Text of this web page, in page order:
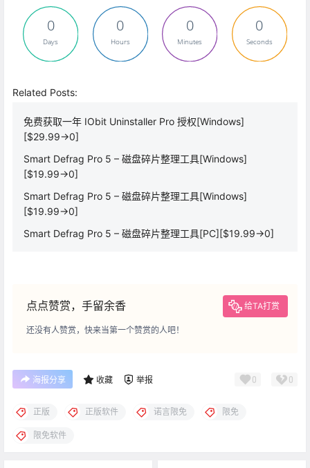
0
Days
0
Hours
0
Minutes
0
Seconds
Related Posts:
免费获取一年 IObit Uninstaller Pro 授权[Windows]
[$29.99→0]
Smart Defrag Pro 5 – 磁盘碎片整理工具[Windows]
[$19.99→0]
Smart Defrag Pro 5 – 磁盘碎片整理工具[Windows]
[$19.99→0]
Smart Defrag Pro 5 – 磁盘碎片整理工具[PC][$19.99→0]
点点赞赏，手留余香 给TA打赏
还没有人赞赏，快来当第一个赞赏的人吧！
海报分享 收藏 举报 0 0
正版 正版软件 诺言限免 限免
限免软件